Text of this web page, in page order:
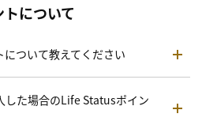
について
ついて教えてください
した場合のLife Statusポイン